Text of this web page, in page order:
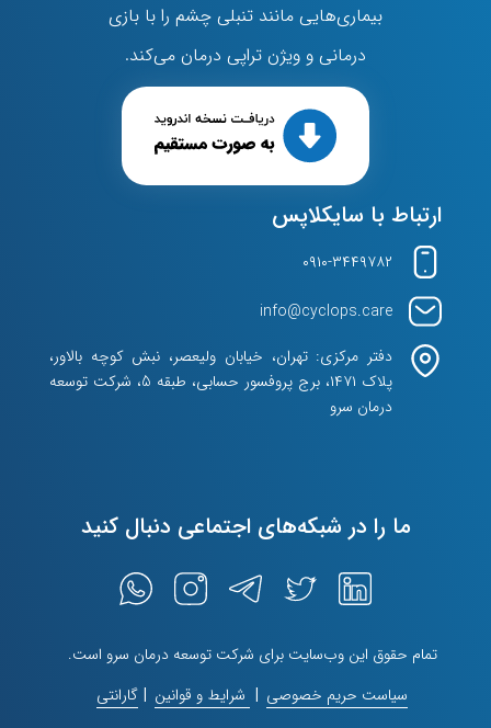
بیماری‌هایی مانند تنبلی چشم را با بازی
درمانی و ویژن تراپی درمان می‌کند.
ارتباط با سایکلاپس
۰۹۱۰-۳۴۴۹۷۸۲
info@cyclops.care
دفتر مرکزی: تهران، خیابان ولیعصر، نبش کوچه بالاور،
پلاک ۱۴۷۱، برج پروفسور حسابی، طبقه 5، شرکت توسعه
درمان سرو
ما را در شبکه‌های اجتماعی دنبال کنید
تمام حقوق اين وب‌سايت برای شرکت توسعه درمان سرو است.
سیاست حریم خصوصی | شرایط و قوانین | گارانتی